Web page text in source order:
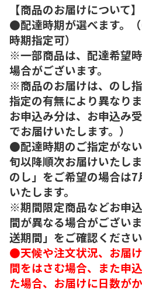
【商品のお届けについて】
●配達時期が選べます。
時期指定可）
※一部商品は、配達希望
場合がございます。
※商品のお届けは、のし
指定の有無により異なり
お申込み分は、お申込み
でお届けいたします。）
●配達時期のご指定がな
旬以降順次お届けいたし
のし」をご希望の場合は
いたします。
※期間限定商品などお申
間が異なる場合がござい
送期間」をご確認ください
●天候や注文状況、お届
間をはさむ場合、また申
た場合、お届けに日数が